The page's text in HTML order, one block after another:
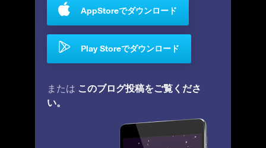
AppStoreでダウンロード
Play Storeでダウンロード
または このブログ投稿をご覧くださ
い。